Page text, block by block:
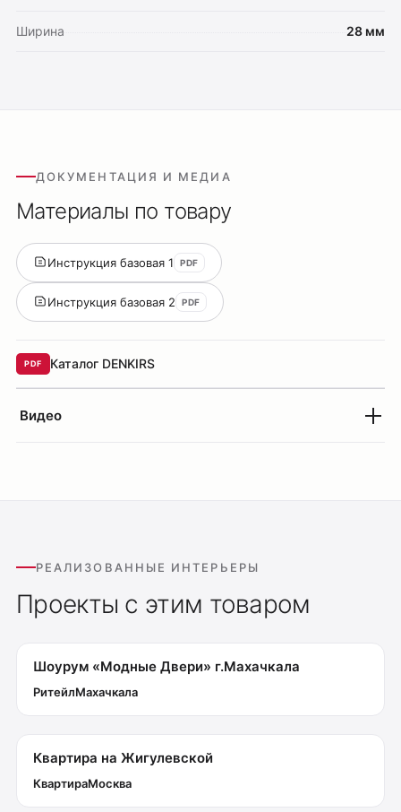
Ширина 28 мм
ДОКУМЕНТАЦИЯ И МЕДИА
Материалы по товару
Инструкция базовая 1 PDF
Инструкция базовая 2 PDF
PDF Каталог DENKIRS
Видео
РЕАЛИЗОВАННЫЕ ИНТЕРЬЕРЫ
Проекты с этим товаром
Шоурум «Модные Двери» г.Махачкала
РитейлМахачкала
Квартира на Жигулевской
КвартираМосква